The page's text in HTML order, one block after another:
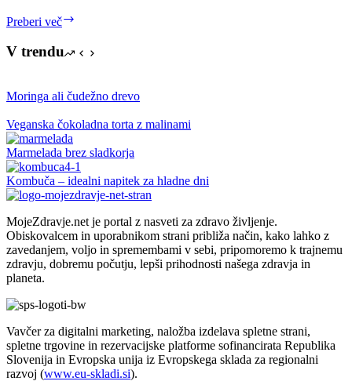
Preberi več
kumar
V trendu
Moringa ali čudežno drevo
Veganska čokoladna torta z malinami
Marmelada brez sladkorja
Kombuča – idealni napitek za hladne dni
MojeZdravje.net je portal z nasveti za zdravo življenje.
Obiskovalcem in uporabnikom strani približa način, kako lahko z
zavedanjem, voljo in spremembami v sebi, pripomoremo k trajnemu
zdravju, dobremu počutju, lepši prihodnosti našega zdravja in
planeta.
Vavčer za digitalni marketing, naložba izdelava spletne strani,
spletne trgovine in rezervacijske platforme sofinancirata Republika
Slovenija in Evropska unija iz Evropskega sklada za regionalni
razvoj (www.eu-skladi.si).